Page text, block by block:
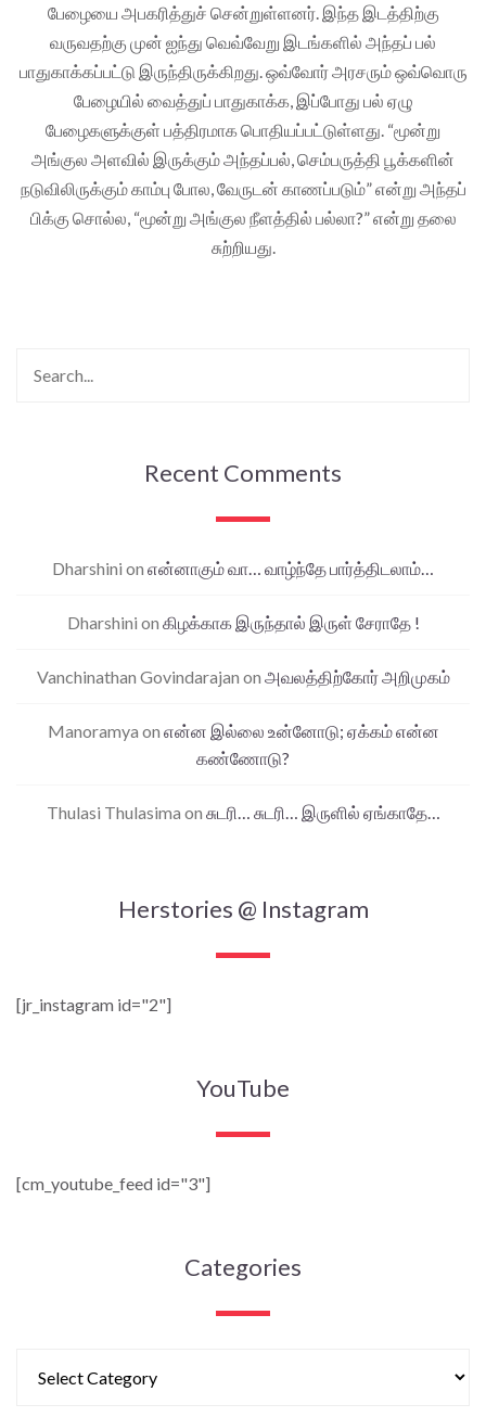
பேழையை அபகரித்துச் சென்றுள்ளனர். இந்த இடத்திற்கு
வருவதற்கு முன் ஐந்து வெவ்வேறு இடங்களில் அந்தப் பல்
பாதுகாக்கப்பட்டு இருந்திருக்கிறது. ஒவ்வோர் அரசரும் ஒவ்வொரு
பேழையில் வைத்துப் பாதுகாக்க, இப்போது பல் ஏழு
பேழைகளுக்குள் பத்திரமாக பொதியப்பட்டுள்ளது. “மூன்று
அங்குல அளவில் இருக்கும் அந்தப்பல், செம்பருத்தி பூக்களின்
நடுவிலிருக்கும் காம்பு போல, வேருடன் காணப்படும்” என்று அந்தப்
பிக்கு சொல்ல, “மூன்று அங்குல நீளத்தில் பல்லா?” என்று தலை
சுற்றியது.
Recent Comments
Dharshini on என்னாகும் வா… வாழ்ந்தே பார்த்திடலாம்…
Dharshini on கிழக்காக இருந்தால் இருள் சேராதே !
Vanchinathan Govindarajan on அவலத்திற்கோர் அறிமுகம்
Manoramya on என்ன இல்லை உன்னோடு; ஏக்கம் என்ன
கண்ணோடு?
Thulasi Thulasima on சுடரி… சுடரி… இருளில் ஏங்காதே…
Herstories @ Instagram
[jr_instagram id="2"]
YouTube
[cm_youtube_feed id="3"]
Categories